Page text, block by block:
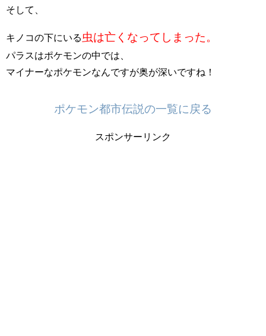
そして、
キノコの下にいる虫は亡くなってしまった。
パラスはポケモンの中では、
マイナーなポケモンなんですが奥が深いですね！
ポケモン都市伝説の一覧に戻る
スポンサーリンク